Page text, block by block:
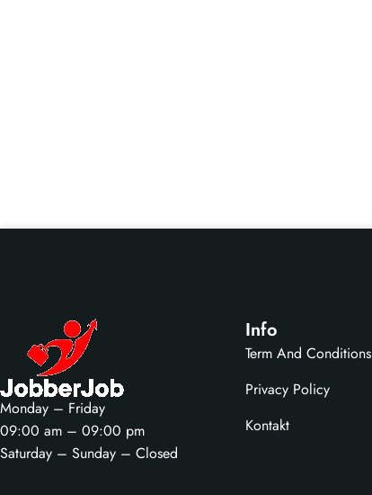
Monday – Friday
09:00 am – 09:00 pm
Saturday – Sunday – Closed
Info
Term And Conditions
Privacy Policy
Kontakt